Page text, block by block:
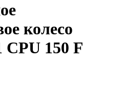
колесо
150 F